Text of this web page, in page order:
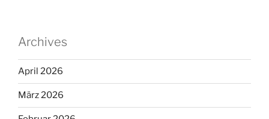
Archives
April 2026
März 2026